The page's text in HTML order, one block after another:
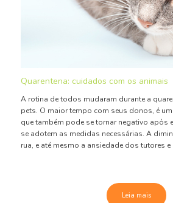
Quarentena: cuidados com os animais
A rotina de todos mudaram durante a
pets. O maior tempo com seus donos, é
que também pode se tornar negativo após
se adotem as medidas necessárias. A
rua, e até mesmo a ansiedade dos tutores
Leia mais